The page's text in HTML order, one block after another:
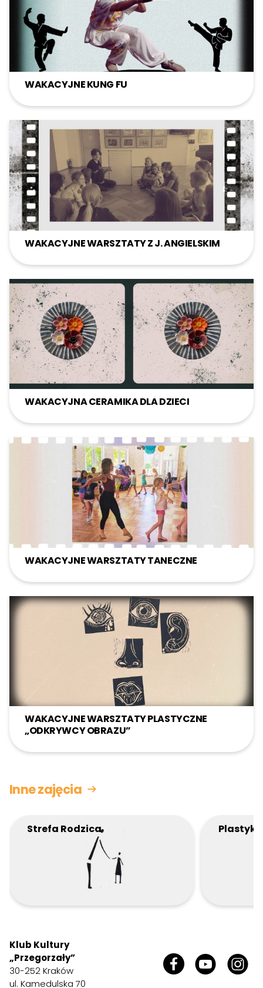
WAKACYJNE KUNG FU
WAKACYJNE WARSZTATY Z J. ANGIELSKIM
WAKACYJNA CERAMIKA DLA DZIECI
WAKACYJNE WARSZTATY TANECZNE
WAKACYJNE WARSZTATY PLASTYCZNE
„ODKRYWCY OBRAZU”
Inne zajęcia
Strefa Rodzica Plastyka
Klub Kultury
„Przegorzały”
30-252 Kraków
ul. Kamedulska 70